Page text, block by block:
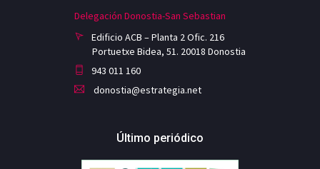
Delegación Donostia-San Sebastian
Edificio ACB – Planta 2 Ofic. 216
Portuetxe Bidea, 51. 20018 Donostia
943 011 160
donostia@estrategia.net
Último periódico